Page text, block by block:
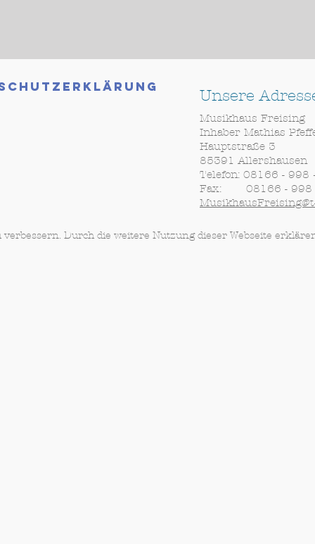
Unsere
Musikhaus Freising
Inhaber Mathias
Hauptstraße 3
85391 Allershausen
Telefon: 08166 - 998
Fax: 08166 - 998
Durch die weitere Nutzung dieser Webseite